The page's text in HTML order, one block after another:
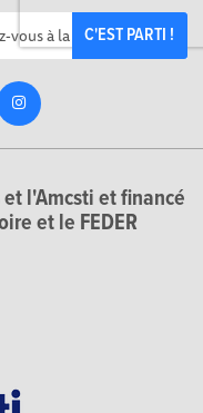
C'EST PARTI !
et l'Amcsti et financé
et le FEDER